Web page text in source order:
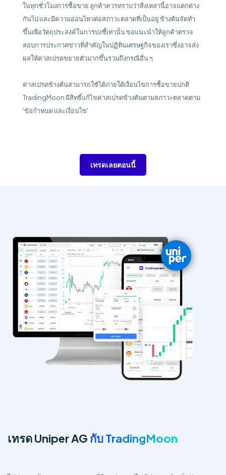
ในทุกชั่วโมงการซื้อขาย ลูกค้าควรทราบว่าสิ่งเหล่านี้อาจแตกต่าง
กันไป และมีความอ่อนไหวต่อสภาวะตลาดที่เป็นอยู่ ข้างต้นจัดทำ
ขึ้นเพื่อวัตถุประสงค์ในการบ่งชี้เท่านั้น ขอแนะนำให้ลูกค้าตรวจ
สอบการประกาศข่าวที่สำคัญในปฏิทินเศรษฐกิจของเราซึ่งอาจส่ง
ผลให้ค่าสเปรดขยายตัวมากขึ้นรวมถึงกรณีอื่น ๆ
ค่าสเปรดข้างต้นสามารถใช้ได้ภายใต้เงื่อนไขการซื้อขายปกติ
TradingMoon มีสิทธิ์แก้ไขค่าสเปรดข้างต้นตามสภาวะตลาดตาม
'ข้อกำหนด และเงื่อนไข'
เทรดเลยตอนนี้
เทรด Uniper AG กับ TradingMoon